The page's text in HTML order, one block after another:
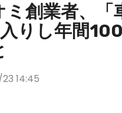
ミ創業者、「
りし年間
14:45